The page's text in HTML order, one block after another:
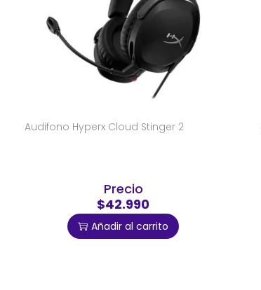
Audifono Hyperx Cloud Stinger 2
Precio
$42.990
Añadir al carrito